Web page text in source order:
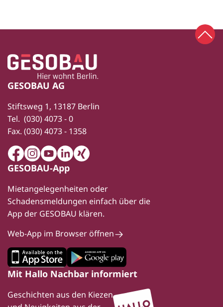
Fußbereich
Zur Startseite
GESOBAU AG
Stiftsweg 1, 13187 Berlin
Tel. (030) 4073 - 0
Fax. (030) 4073 - 1358
FacebookInstagram
YoutubeLinkedIn
Xing
GESOBAU-App
Mietangelegenheiten oder
Schadensmeldungen einfach über die
App der GESOBAU klären.
Web-App im Browser öffnen
Mit Hallo Nachbar informiert
Geschichten aus den Kiezen